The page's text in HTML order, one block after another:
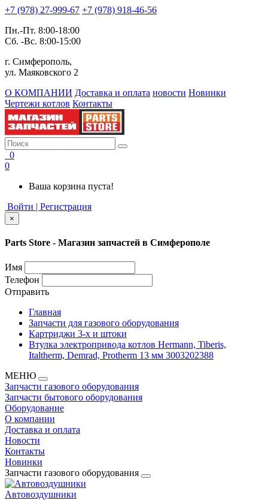
+7 (978) 27-999-67 +7 (978) 918-46-56
Пн.-Пт. 8:00-18:00
Сб. -Вс. 8:00-15:00
г. Симферополь,
ул. Маяковского 2
О КОМПАНИИ Доставка и оплата новости Новинки
Чертежи котлов Контакты
0
0
Ваша корзина пуста!
Войти | Регистрация
×
Parts Store - Магазин запчастей в Симферополе
Имя
Телефон
Отправить
Главная
Запчасти для газового оборудования
Картриджи 3-х и штоки
Втулка электропривода котлов Hermann, Tiberis,
Italtherm, Demrad, Protherm 13 мм 3003202388
МЕНЮ
Запчасти газового оборудования
Запчасти бытового оборудования
Оборудование
О компании
Доставка и оплата
Новости
Контакты
Новинки
Запчасти газового оборудования
Автовоздушники